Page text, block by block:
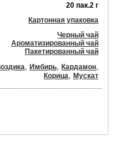
20 пак.2 г
Картонная упаковка
Черный чай
Ароматизированный чай
Пакетированный чай
Имбирь Кардамон
Корица Мускат